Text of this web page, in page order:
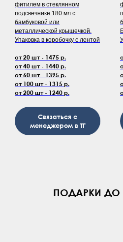
фитилем в стеклянном
подсвечнике 180 мл с
бамбуковой или
металлической крышечкой.
Упаковка в коробочку с лентой
от 20 шт - 1475 р.
от 40 шт - 1440 р.
от 60 шт - 1395 р.
от 100 шт - 1315 р.
от 200 шт - 1240 р.
Связаться с
менеджером в ТГ
ПОДАРКИ ДО